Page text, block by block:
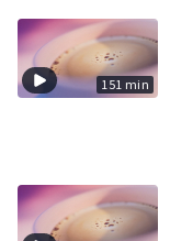
151 min